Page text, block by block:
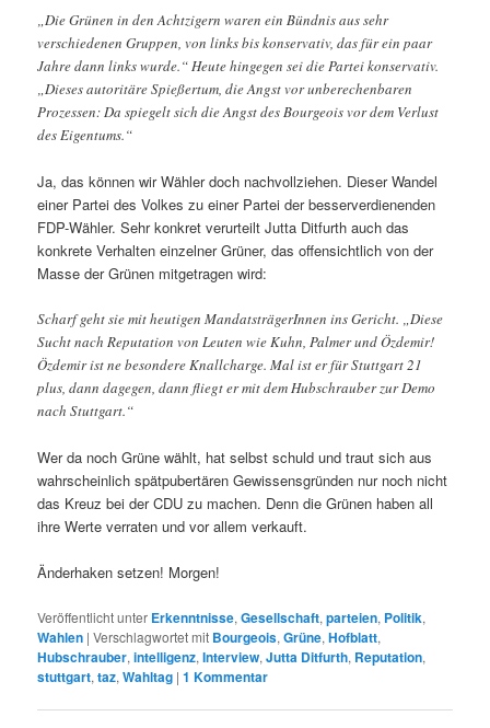
„Die Grünen in den Achtzigern waren ein Bündnis aus sehr
verschiedenen Gruppen, von links bis konservativ, das für ein paar
Jahre dann links wurde.“ Heute hingegen sei die Partei konservativ.
„Dieses autoritäre Spießertum, die Angst vor unberechenbaren
Prozessen: Da spiegelt sich die Angst des Bourgeois vor dem Verlust
des Eigentums.“
Ja, das können wir Wähler doch nachvollziehen. Dieser Wandel
einer Partei des Volkes zu einer Partei der besserverdienenden
FDP-Wähler. Sehr konkret verurteilt Jutta Ditfurth auch das
konkrete Verhalten einzelner Grüner, das offensichtlich von der
Masse der Grünen mitgetragen wird:
Scharf geht sie mit heutigen MandatsträgerInnen ins Gericht. „Diese
Sucht nach Reputation von Leuten wie Kuhn, Palmer und Özdemir!
Özdemir ist ne besondere Knallcharge. Mal ist er für Stuttgart 21
plus, dann dagegen, dann fliegt er mit dem Hubschrauber zur Demo
nach Stuttgart.“
Wer da noch Grüne wählt, hat selbst schuld und traut sich aus
wahrscheinlich spätpubertären Gewissensgründen nur noch nicht
das Kreuz bei der CDU zu machen. Denn die Grünen haben all
ihre Werte verraten und vor allem verkauft.
Änderhaken setzen! Morgen!
Veröffentlicht unter Erkenntnisse,Gesellschaft,parteien, Politik,
Wahlen |Verschlagwortet mit Bourgeois,Grüne,Hofblatt,
Hubschrauber,intelligenz,Interview,Jutta Ditfurth, Reputation,
stuttgart,taz,Wahltag |1 Kommentar